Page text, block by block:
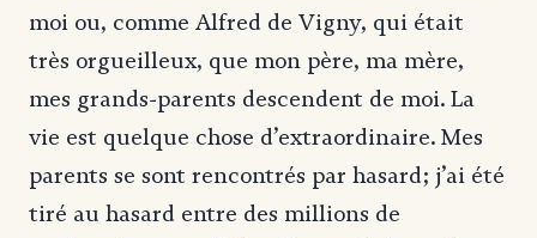
moi ou, comme Alfred de Vigny, qui était
très orgueilleux, que mon père, ma mère,
mes grands-parents descendent de moi. La
vie est quelque chose d’extraordinaire. Mes
parents se sont rencontrés par hasard; j’ai été
tiré au hasard entre des millions de